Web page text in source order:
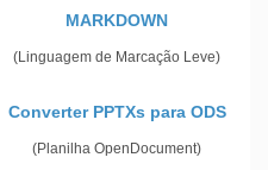
MARKDOWN
(Linguagem de Marcação Leve)
Converter PPTXs para ODS
(Planilha OpenDocument)